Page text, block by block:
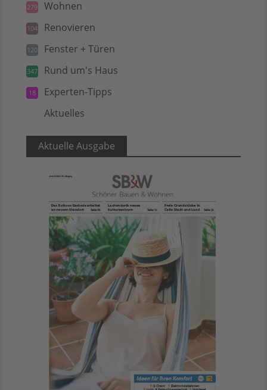
279 Wohnen
104 Renovieren
120 Fenster + Türen
347 Rund um's Haus
18 Experten-Tipps
Aktuelles
Aktuelle Ausgabe